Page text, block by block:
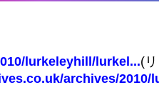
lurkeleyhill/lurkel...(
archives/2010/